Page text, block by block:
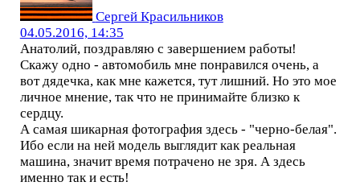
Сергей Красильников
04.05.2016, 14:35
Анатолий, поздравляю с завершением работы!
Скажу одно - автомобиль мне понравился очень, а
вот дядечка, как мне кажется, тут лишний. Но это мое
личное мнение, так что не принимайте близко к
сердцу.
А самая шикарная фотография здесь - "черно-белая".
Ибо если на ней модель выглядит как реальная
машина, значит время потрачено не зря. А здесь
именно так и есть!